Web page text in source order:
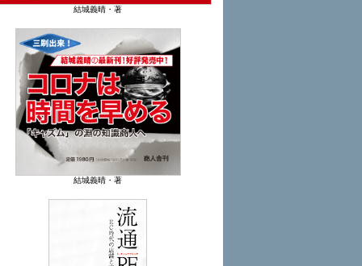
結城義晴・著
結城義晴・著